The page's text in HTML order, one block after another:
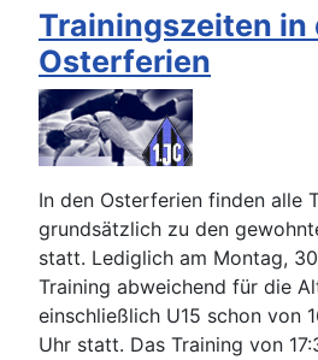
Trainingszeiten in
Osterferien
In den Osterferien finden alle
grundsätzlich zu den
statt. Lediglich am Montag,
Training abweichend für die
einschließlich U15 schon von
Uhr statt. Das Training von